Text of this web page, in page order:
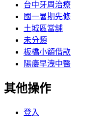
台中牙周治療
國一暑期先修
土城區當舖
未分類
板橋小額借款
陽痿早洩中醫
其他操作
登入